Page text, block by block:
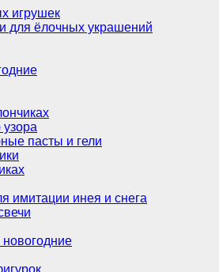
игрушек
для ёлочных украшений
узора
пасты и гели
имитации инея и снега